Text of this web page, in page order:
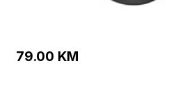
79.00 KM